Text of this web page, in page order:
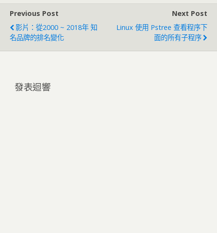
Previous Post
影片：從2000 ~ 2018年 知
名品牌的排名變化
Next Post
Linux 使用 Pstree 查看程序下
面的所有子程序
發表迴響